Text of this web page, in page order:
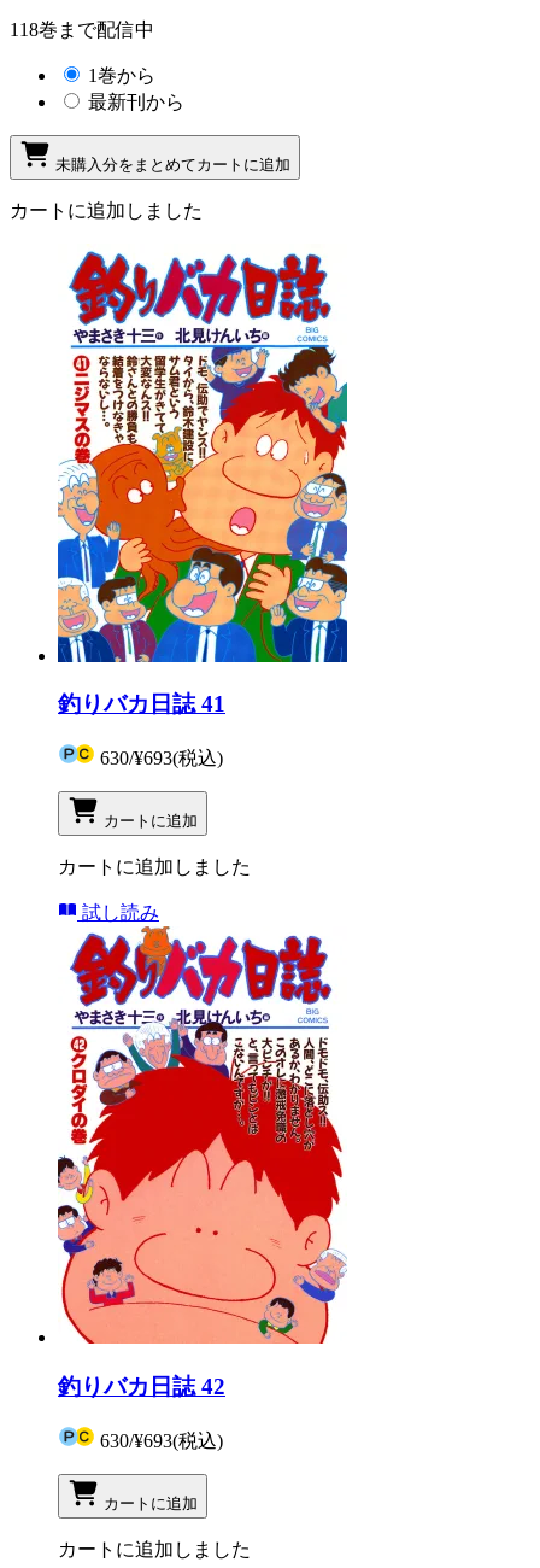
118巻まで配信中
1巻から
最新刊から
未購入分をまとめてカートに追加
カートに追加しました
釣りバカ日誌 41
630/¥693(税込)
カートに追加
カートに追加しました
試し読み
釣りバカ日誌 42
630/¥693(税込)
カートに追加
カートに追加しました